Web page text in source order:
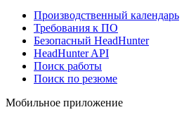
Производственный календарь
Требования к ПО
Безопасный HeadHunter
HeadHunter API
Поиск работы
Поиск по резюме
Мобильное приложение